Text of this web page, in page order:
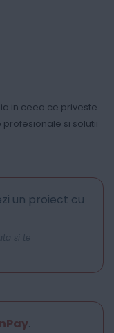
in ceea ce priveste
si solutii
un proiect cu
si te
.